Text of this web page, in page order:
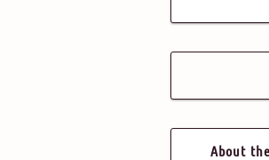
About